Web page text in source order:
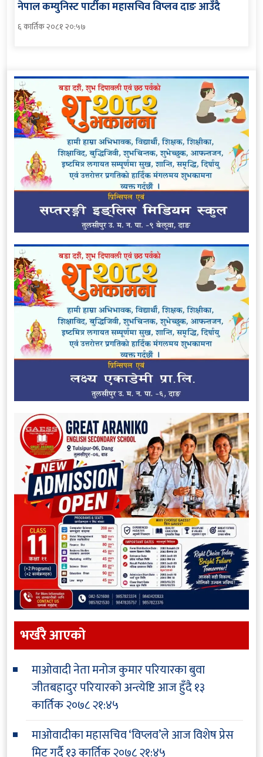
नेपाल कम्युनिस्ट पार्टीका महासचिव विप्लव दाङ आउँदै
६ कार्तिक २०८१ २०:५७
भर्खरै आएकाे
माओवादी नेता मनोज कुमार परियारका बुवा
जीतबहादुर परियारको अन्त्येष्टि आज हुँदै१३
कार्तिक २०७८ २१:४५
माओवादीका महासचिव ‘विप्लव’ले आज विशेष प्रेस